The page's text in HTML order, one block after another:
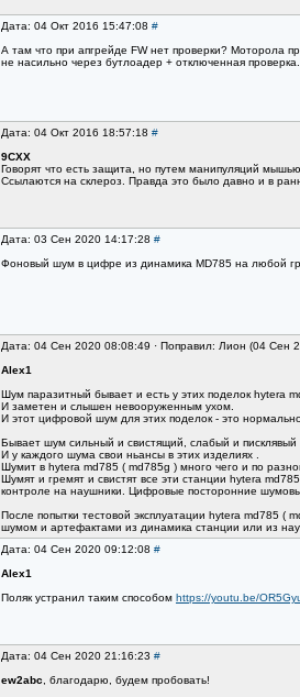
Дата: 04 Окт 2016 15:47:08 #
А там что при апгрейде FW нет проверки? Моторола
не насильно через бутлоадер + отключенная проверка.
Дата: 04 Окт 2016 18:57:18 #
9CXX
Говорят что есть защита, но путем манипуляций
Ссылаются на склероз. Правда это было давно и в
Дата: 03 Сен 2020 14:17:28 #
Фоновый шум в цифре из динамика MD785 на любой
Дата: 04 Сен 2020 08:08:49 · Поправил: Лион (04 Сен
Alex1
Шум паразитный бывает и есть у этих поделок hytera
И заметен и слышен невооруженным ухом.
И этот цифровой шум для этих поделок - это
Бывает шум сильный и свистящий, слабый и писклявый
И у каждого шума свои ньансы в этих изделиях .
Шумит в hytera md785 ( md785g ) много чего и по
Шумят и гремят и свистят все эти станции hytera
контроле на наушники. Цифровые посторонние
После попытки тестовой эксплуатации hytera md785 (
шумом и артефактами из динамика станции или из
Дата: 04 Сен 2020 09:12:08 #
Alex1
Поляк устранил таким способом https://youtu.be/
Дата: 04 Сен 2020 21:16:23 #
ew2abc , благодарю, будем пробовать!